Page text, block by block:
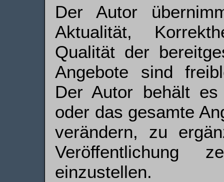
Der Autor
Aktualität,
Qualität der
Angebote sind
Der Autor behält
oder das gesamte
verändern, zu
Ver­öffent­lichung
einzustellen.